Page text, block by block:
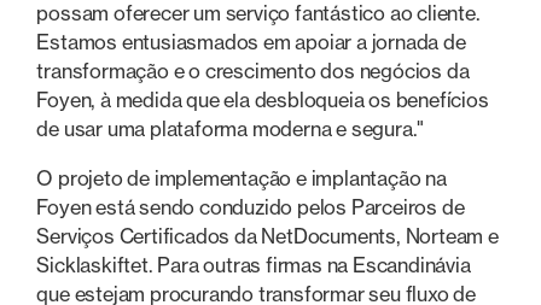
possam oferecer um serviço fantástico ao cliente.
Estamos entusiasmados em apoiar a jornada de
transformação e o crescimento dos negócios da
Foyen, à medida que ela desbloqueia os benefícios
de usar uma plataforma moderna e segura."
O projeto de implementação e implantação na
Foyen está sendo conduzido pelos Parceiros de
Serviços Certificados da NetDocuments, Norteam e
Sicklaskiftet. Para outras firmas na Escandinávia
que estejam procurando transformar seu fluxo de